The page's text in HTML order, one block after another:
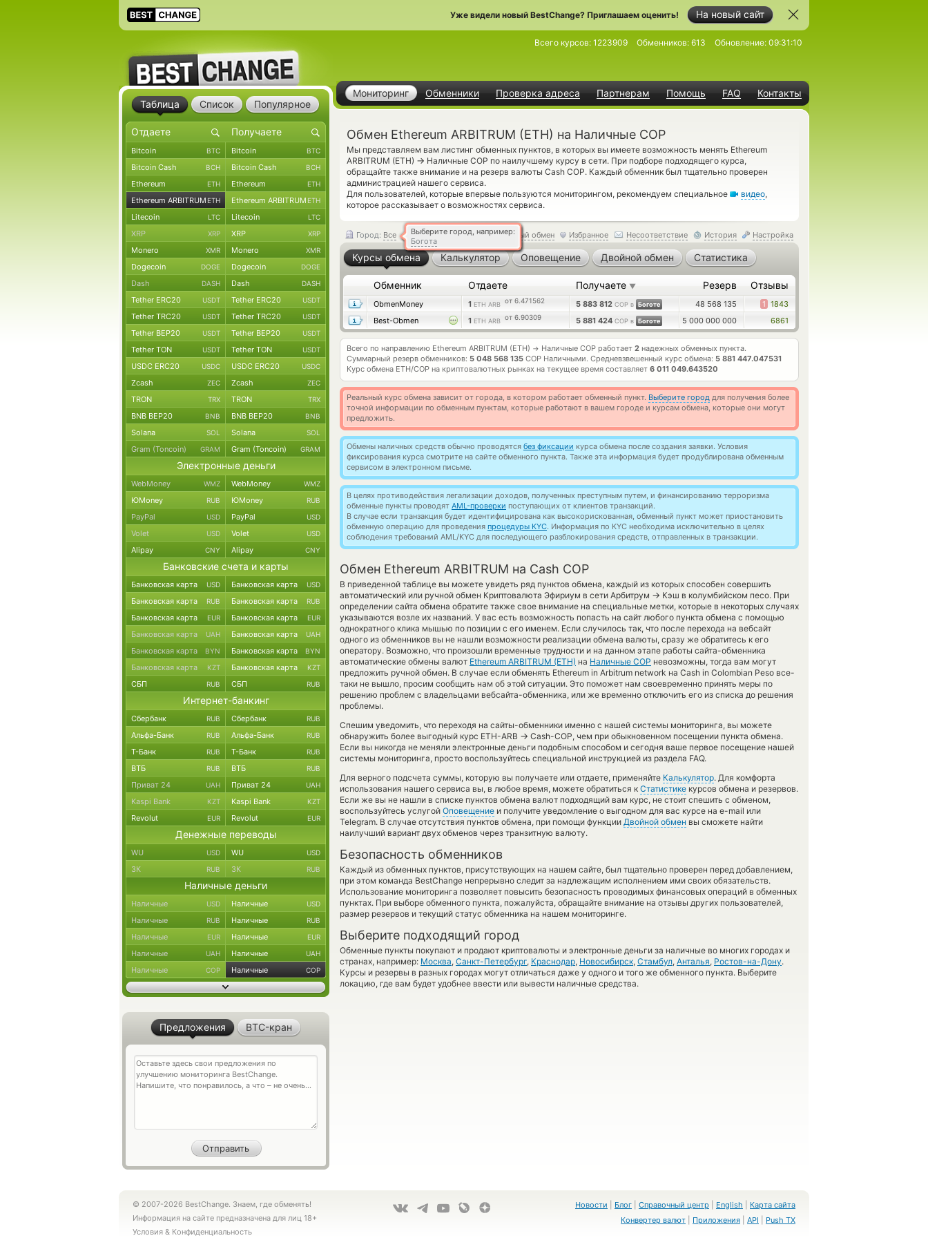
На новый сайт
Уже видели новый BestChange? Приглашаем оценить!
Мониторинг Обменники Проверка адреса Партнерам Помощь FAQ Контакты
Всего курсов: 1223909 Обменников: 613 Обновление: 09:31:10
Обмен Ethereum ARBITRUM (ETH) на Наличные COP
Мы представляем вам листинг обменных пунктов, в которых вы имеете возможность менять Ethereum
ARBITRUM (ETH) → Наличные COP по наилучшему курсу в сети. При подборе подходящего курса,
обращайте также внимание и на резерв валюты Cash COP. Каждый обменник был тщательно проверен
администрацией нашего сервиса.
Для пользователей, которые впервые пользуются мониторингом, рекомендуем специальное
видео,
которое рассказывает о возможностях сервиса.
Обратный обмен Избранное Несоответствие История Настройка
Город: Все
Выберите город, например:
Богота
Курсы обмена Калькулятор Оповещение Двойной обмен Статистика
Обменник Отдаете Получаете ▼ Резерв Отзывы
ObmenMoney 1 ETH ARB от 6.471562 5 883 812 COP в Боготе 48 568 135 1 1843
Best-Obmen
1 ETH ARB от 6.90309 5 881 424 COP в Боготе 5 000 000 000 6861
Всего по направлению Ethereum ARBITRUM (ETH) → Наличные COP работает 2 надежных обменных пункта.
Суммарный резерв обменников: 5 048 568 135 COP Наличными. Средневзвешенный курс обмена: 5 881 447.047531
Курс обмена ETH/COP на криптовалютных рынках на текущее время составляет 6 011 049.643520
Реальный курс обмена зависит от города, в котором работает обменный пункт. Выберите город для получения более
точной информации по обменным пунктам, которые работают в вашем городе и курсам обмена, которые они могут
предложить.
Обмены наличных средств обычно проводятся без фиксации курса обмена после создания заявки. Условия
фиксирования курса смотрите на сайте обменного пункта. Также эта информация будет продублирована обменным
сервисом в электронном письме.
В целях противодействия легализации доходов, полученных преступным путем, и финансированию терроризма
обменные пункты проводят AML-проверки поступающих от клиентов транзакций.
В случае если транзакция будет идентифицирована как высокорискованная, обменный пункт может приостановить
обменную операцию для проведения процедуры KYC. Информация по KYC необходима исключительно в целях
соблюдения требований AML/KYC для последующего разблокирования средств, отправленных в транзакции.
Обмен Ethereum ARBITRUM на Cash COP
В приведенной таблице вы можете увидеть ряд пунктов обмена, каждый из которых способен совершить
автоматический или ручной обмен Криптовалюта Эфириум в сети Арбитрум → Кэш в колумбийском песо. При
определении сайта обмена обратите также свое внимание на специальные метки, которые в некоторых случаях
указываются возле их названий. У вас есть возможность попасть на сайт любого пункта обмена с помощью
однократного клика мышью по позиции с его именем. Если случилось так, что после перехода на вебсайт
одного из обменников вы не нашли возможности реализации обмена валюты, сразу же обратитесь к его
оператору. Возможно, что произошли временные трудности и на данном этапе работы сайта-обменника
автоматические обмены валют Ethereum ARBITRUM (ETH) на Наличные COP невозможны, тогда вам могут
предложить ручной обмен. В случае если обменять Ethereum in Arbitrum network на Cash in Colombian Peso все-
таки не вышло, просим сообщить нам об этой ситуации. Это поможет нам своевременно принять меры по
решению проблем с владельцами вебсайта-обменника, или же временно отключить его из списка до решения
проблемы.
Спешим уведомить, что переходя на сайты-обменники именно с нашей системы мониторинга, вы можете
обнаружить более выгодный курс ETH-ARB → Cash-COP, чем при обыкновенном посещении пункта обмена.
Если вы никогда не меняли электронные деньги подобным способом и сегодня ваше первое посещение нашей
системы мониторинга, просто воспользуйтесь специальной инструкцией из раздела FAQ.
Для верного подсчета суммы, которую вы получаете или отдаете, применяйте Калькулятор. Для комфорта
использования нашего сервиса вы, в любое время, можете обратиться к Статистике курсов обмена и резервов.
Если же вы не нашли в списке пунктов обмена валют подходящий вам курс, не стоит спешить с обменом,
воспользуйтесь услугой Оповещение и получите уведомление о выгодном для вас курсе на e-mail или
Telegram. В случае отсутствия пунктов обмена, при помощи функции Двойной обмен вы сможете найти
наилучший вариант двух обменов через транзитную валюту.
Безопасность обменников
Каждый из обменных пунктов, присутствующих на нашем сайте, был тщательно проверен перед добавлением,
при этом команда BestChange непрерывно следит за надлежащим исполнением ими своих обязательств.
Использование мониторинга позволяет повысить безопасность проводимых финансовых операций в обменных
пунктах. При выборе обменного пункта, пожалуйста, обращайте внимание на отзывы других пользователей,
размер резервов и текущий статус обменника на нашем мониторинге.
Выберите подходящий город
Обменные пункты покупают и продают криптовалюты и электронные деньги за наличные во многих городах и
странах, например: Москва, Санкт-Петербург, Краснодар, Новосибирск, Стамбул, Анталья, Ростов-на-Дону.
Курсы и резервы в разных городах могут отличаться даже у одного и того же обменного пункта. Выберите
локацию, где вам будет удобнее ввести или вывести наличные средства.
Таблица Список Популярное
Bitcoin BTC Bitcoin BTC
Bitcoin Cash BCH Bitcoin Cash BCH
Ethereum ETH Ethereum ETH
Ethereum ARBITRUM ETH Ethereum ARBITRUM ETH
Litecoin LTC Litecoin LTC
XRP XRP XRP XRP
Monero XMR Monero XMR
Dogecoin DOGE Dogecoin DOGE
Dash DASH Dash DASH
Tether ERC20 USDT Tether ERC20 USDT
Tether TRC20 USDT Tether TRC20 USDT
Tether BEP20 USDT Tether BEP20 USDT
Tether TON USDT Tether TON USDT
USDC ERC20 USDC USDC ERC20 USDC
Zcash ZEC Zcash ZEC
TRON TRX TRON TRX
BNB BEP20 BNB BNB BEP20 BNB
Solana SOL Solana SOL
Gram (Toncoin) GRAM Gram (Toncoin) GRAM
Электронные деньги
WebMoney WMZ WebMoney WMZ
ЮMoney RUB ЮMoney RUB
PayPal USD PayPal USD
Volet USD Volet USD
Alipay CNY Alipay CNY
Банковские счета и карты
Банковская карта USD Банковская карта USD
Банковская карта RUB Банковская карта RUB
Банковская карта EUR Банковская карта EUR
Банковская карта UAH Банковская карта UAH
Банковская карта BYN Банковская карта BYN
Банковская карта KZT Банковская карта KZT
СБП RUB СБП RUB
Интернет-банкинг
Сбербанк RUB Сбербанк RUB
Альфа-Банк RUB Альфа-Банк RUB
Т-Банк RUB Т-Банк RUB
ВТБ RUB ВТБ RUB
Приват 24 UAH Приват 24 UAH
Kaspi Bank KZT Kaspi Bank KZT
Revolut EUR Revolut EUR
Денежные переводы
WU USD WU USD
ЗК RUB ЗК RUB
Наличные деньги
Наличные USD Наличные USD
Наличные RUB Наличные RUB
Наличные EUR Наличные EUR
Наличные UAH Наличные UAH
Наличные COP Наличные COP
Предложения BTC-кран
© 2007-2026 BestChange. Знаем, где обменять!
Информация на сайте предназначена для лиц 18+
Условия & Конфиденциальность
Новости Блог Справочный центр English
Карта сайта
Конвертер валют
Приложения API Push TX